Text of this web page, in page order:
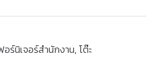
อร์นิเจอร์สำนักงาน, โต๊ะ